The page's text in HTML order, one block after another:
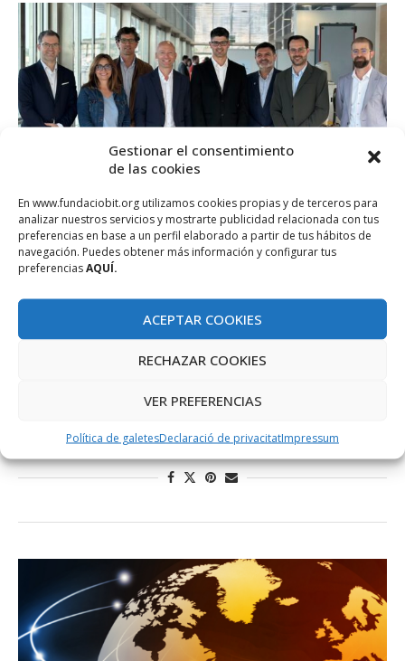
Gestionar el consentimiento
de las cookies
En www.fundaciobit.org utilizamos cookies propias y de terceros para
analizar nuestros servicios y mostrarte publicidad relacionada con tus
preferencias en base a un perfil elaborado a partir de tus hábitos de
navegación. Puedes obtener más información y configurar tus
preferenciasAQUÍ.
ACEPTAR COOKIES
RECHAZAR COOKIES
VER PREFERENCIAS
Política de galetesDeclaració de privacitatImpressum
L’empresa ESEA Propulsion presenta el
primer foraborda elèctric d’alta gama
La startup menorquina ESEA Propulsion, incubada al CentreBit
seu primer …